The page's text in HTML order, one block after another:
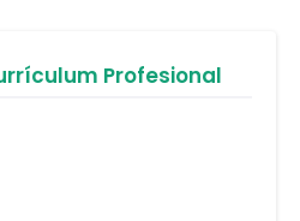
Profesional